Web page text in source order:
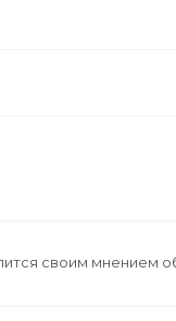
своим мнением